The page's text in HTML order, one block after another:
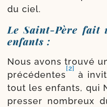
du ciel.
Le Saint-​Père fait
enfants :
Nous avons trou­vé
pré­cé­dentes
[2]
à
tout les enfants, qui
pres­ser nom­breux